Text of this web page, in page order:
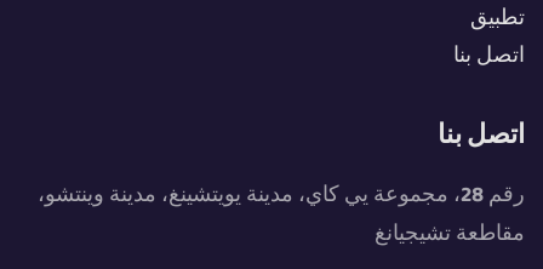
تطبيق
اتصل بنا
اتصل بنا
رقم 28، مجموعة يي كاي، مدينة يويتشينغ، مدينة وينتشو،
مقاطعة تشيجيانغ